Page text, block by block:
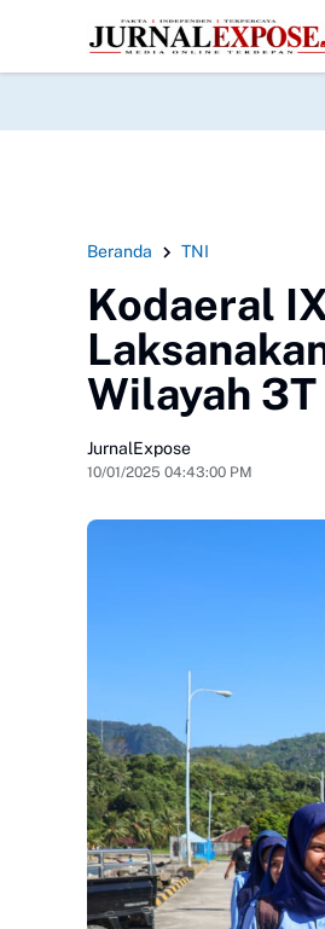
HEADLINE
dan Setujui Perubahan KUA-
Beranda TNI
Kodaeral
Wilayah 3T
JurnalExpose
10/01/2025 04:43:00 PM